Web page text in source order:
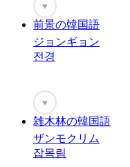
♥
前景の韓国語
ジョンギョン
전경
♥
雑木林の韓国語
ザンモクリム
잡목림